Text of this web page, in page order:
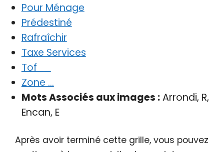
Pour Ménage
Prédestiné
Rafraîchir
Taxe Services
Tof__
Zone …
Mots Associés aux images :Arrondi, R,
Encan, E
Après avoir terminé cette grille, vous pouvez